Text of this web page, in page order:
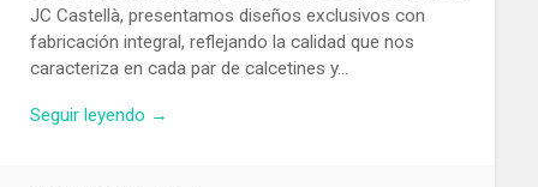
JC Castellà, presentamos diseños exclusivos con
fabricación integral, reflejando la calidad que nos
caracteriza en cada par de calcetines y…
Seguir leyendo →